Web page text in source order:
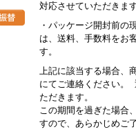
対応させていただきます
・パッケージ開封前の
は、送料、手数料をお
す。
上記に該当する場合、
にてご連絡ください。
ただきます。
この期間を過ぎた場合
すので、あらかじめご